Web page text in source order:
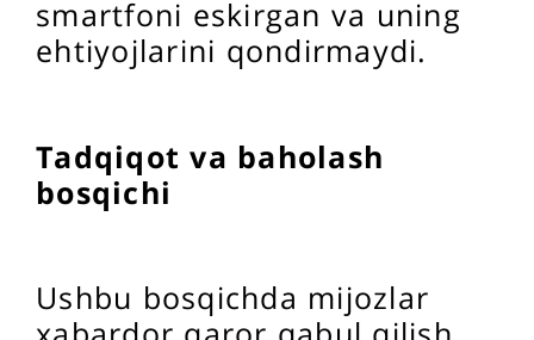
smartfoni eskirgan va uning
ehtiyojlarini qondirmaydi.
Tadqiqot va baholash
bosqichi
Ushbu bosqichda mijozlar